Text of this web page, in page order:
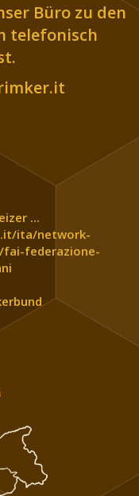
Büro zu den
telefonisch
...
ita/network-
federazione-